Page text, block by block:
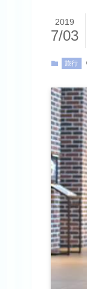
2019
7/03
旅行